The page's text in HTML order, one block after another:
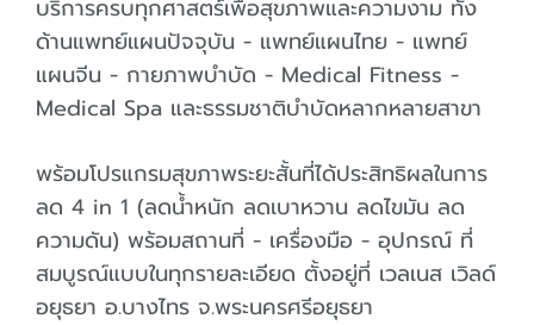
บริการครบทุกศาสตร์เพื่อสุขภาพและความงาม ทั้ง
ด้านแพทย์แผนปัจจุบัน - แพทย์แผนไทย - แพทย์
แผนจีน - กายภาพบำบัด - Medical Fitness -
Medical Spa และธรรมชาติบำบัดหลากหลายสาขา
พร้อมโปรแกรมสุขภาพระยะสั้นที่ได้ประสิทธิผลในการ
ลด 4 in 1 (ลดน้ำหนัก ลดเบาหวาน ลดไขมัน ลด
ความดัน) พร้อมสถานที่ - เครื่องมือ - อุปกรณ์ ที่
สมบูรณ์แบบในทุกรายละเอียด ตั้งอยู่ที่ เวลเนส เวิลด์
อยุธยา อ.บางไทร จ.พระนครศรีอยุธยา